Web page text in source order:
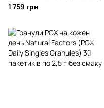
1 759 грн